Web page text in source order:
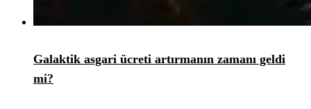
Galaktik asgari ücreti artırmanın zamanı geldi
mi?